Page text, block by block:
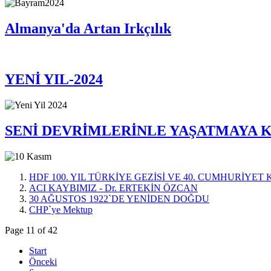
Almanya'da Artan Irkçılık
YENİ YIL-2024
SENİ DEVRİMLERİNLE YAŞATMAYA
HDF 100. YIL TÜRKİYE GEZİSİ VE 40. CUMHURİYET
ACI KAYBIMIZ - Dr. ERTEKİN ÖZCAN
30 AĞUSTOS 1922`DE YENİDEN DOĞDU
CHP`ye Mektup
Page 11 of 42
Start
Önceki